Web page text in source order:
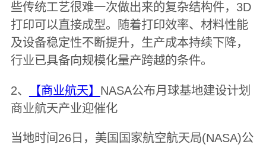
些传统工艺很难一次做出来的复杂结构件，3D
打印可以直接成型。随着打印效率、材料性能
及设备稳定性不断提升，生产成本持续下降，
行业已具备向规模化量产跨越的条件。
2、 【商业航天】 NASA公布月球基地建设计划
商业航天产业迎催化
当地时间26日，美国国家航空航天局(NASA)公